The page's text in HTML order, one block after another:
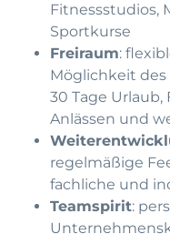
Fitnessstudios,
Sportkurse
Freiraum:
Möglichkeit des
30 Tage
Anlässen und
regelmäßige
fachliche und
Teamspirit: